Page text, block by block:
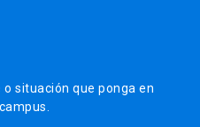
situación que ponga en